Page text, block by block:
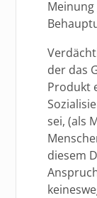
der das
Produkt
sei, (als
diesem